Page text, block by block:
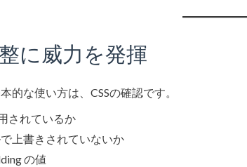
に威力を発揮
的な使い方は、CSSの確認です。
されているか
上書きされていないか
の値